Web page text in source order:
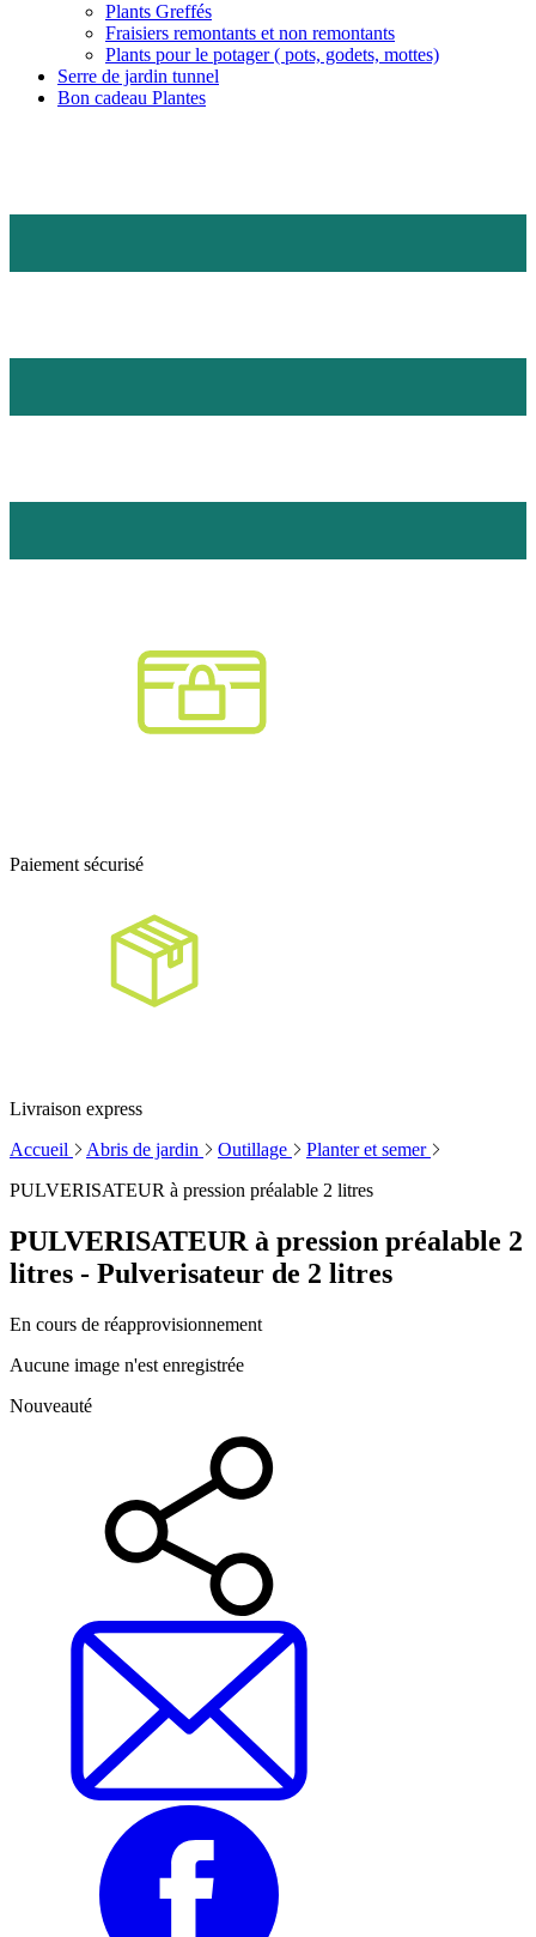
Plants Greffés
Fraisiers remontants et non remontants
Plants pour le potager ( pots, godets, mottes)
Serre de jardin tunnel
Bon cadeau Plantes
Paiement sécurisé
Livraison express
Accueil
Abris de jardin Outillage
Planter et semer
PULVERISATEUR à pression préalable 2 litres
PULVERISATEUR à pression préalable 2
litres - Pulverisateur de 2 litres
En cours de réapprovisionnement
Aucune image n'est enregistrée
Nouveauté